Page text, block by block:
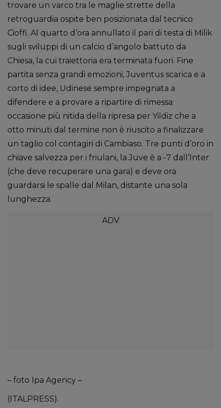
trovare un varco tra le maglie strette della
retroguardia ospite ben posizionata dal tecnico
Cioffi. Al quarto d’ora annullato il pari di testa di Milik
sugli sviluppi di un calcio d’angolo battuto da
Chiesa, la cui traiettoria era terminata fuori. Fine
partita senza grandi emozioni, Juventus scarica e a
corto di idee, Udinese sempre impegnata a
difendere e a provare a ripartire di rimessa:
occasione più nitida della ripresa per Yildiz che a
otto minuti dal termine non è riuscito a finalizzare
un taglio col contagiri di Cambiaso. Tre punti d’oro in
chiave salvezza per i friulani, la Juve è a -7 dall’Inter
(che deve recuperare una gara) e deve ora
guardarsi le spalle dal Milan, distante una sola
lunghezza.
– foto Ipa Agency –
(ITALPRESS).